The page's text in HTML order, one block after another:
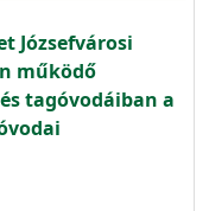
Józsefvárosi
működő
tagóvodáiban a